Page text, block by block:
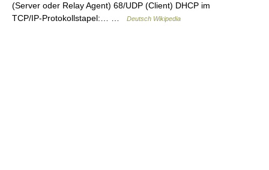
(Server oder Relay Agent) 68/UDP (Client) DHCP im
TCP/IP‑Protokollstapel:… …
Deutsch Wikipedia